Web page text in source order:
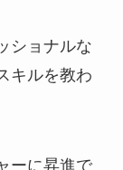
ショナルな
キルを教わ
ーに昇進で